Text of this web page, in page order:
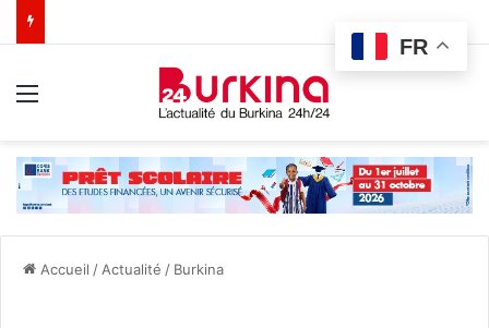
Accueil / Actualité / Burkina
FR